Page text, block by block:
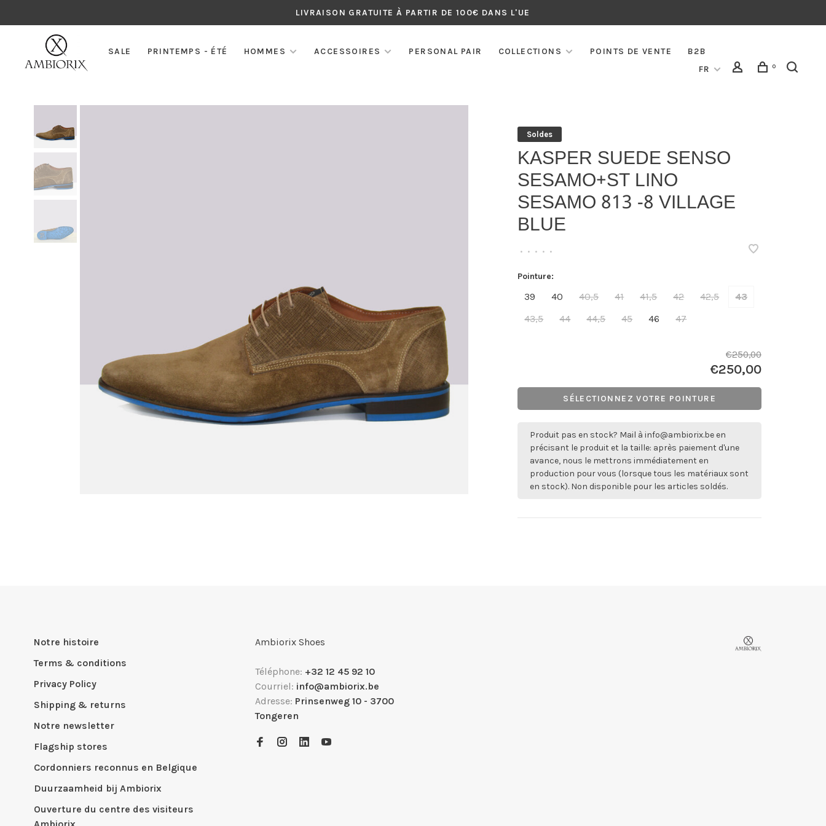
LIVRAISON GRATUITE À PARTIR DE 100€ DANS L'UE
SALE PRINTEMPS - ÉTÉ HOMMES ACCESSOIRES PERSONAL PAIR COLLECTIONS POINTS DE VENTE
B2B
FR
0
Soldes
KASPER SUEDE SENSO
SESAMO+ST LINO
SESAMO 813 -8 VILLAGE
BLUE
• • • • •
Pointure:
39 40 40,5 41 41,5 42 42,5
43
43,5
44 44,5 45 46 47
€250,00
€250,00
SÉLECTIONNEZ VOTRE POINTURE
Produit pas en stock? Mail àinfo@ambiorix.be en
précisant le produit et la taille: après paiement d'une
avance, nous le mettrons immédiatement en
production pour vous (lorsque tous les matériaux sont
en stock). Non disponible pour les articles soldés.
Notre histoire
Terms & conditions
Privacy Policy
Shipping & returns
Notre newsletter
Flagship stores
Cordonniers reconnus en Belgique
Duurzaamheid bij Ambiorix
Ouverture du centre des visiteurs
Ambiorix Shoes
Téléphone: +32 12 45 92 10
Courriel: info@ambiorix.be
Adresse: Prinsenweg 10 - 3700
Tongeren